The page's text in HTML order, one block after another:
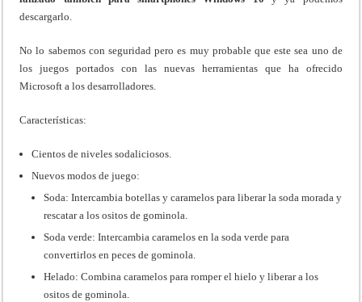
descargarlo.
No lo sabemos con seguridad pero es muy probable que este sea uno de
los juegos portados con las nuevas herramientas que ha ofrecido
Microsoft a los desarrolladores.
Características:
Cientos de niveles sodaliciosos.
Nuevos modos de juego:
Soda: Intercambia botellas y caramelos para liberar la soda morada y
rescatar a los ositos de gominola.
Soda verde: Intercambia caramelos en la soda verde para
convertirlos en peces de gominola.
Helado: Combina caramelos para romper el hielo y liberar a los
ositos de gominola.